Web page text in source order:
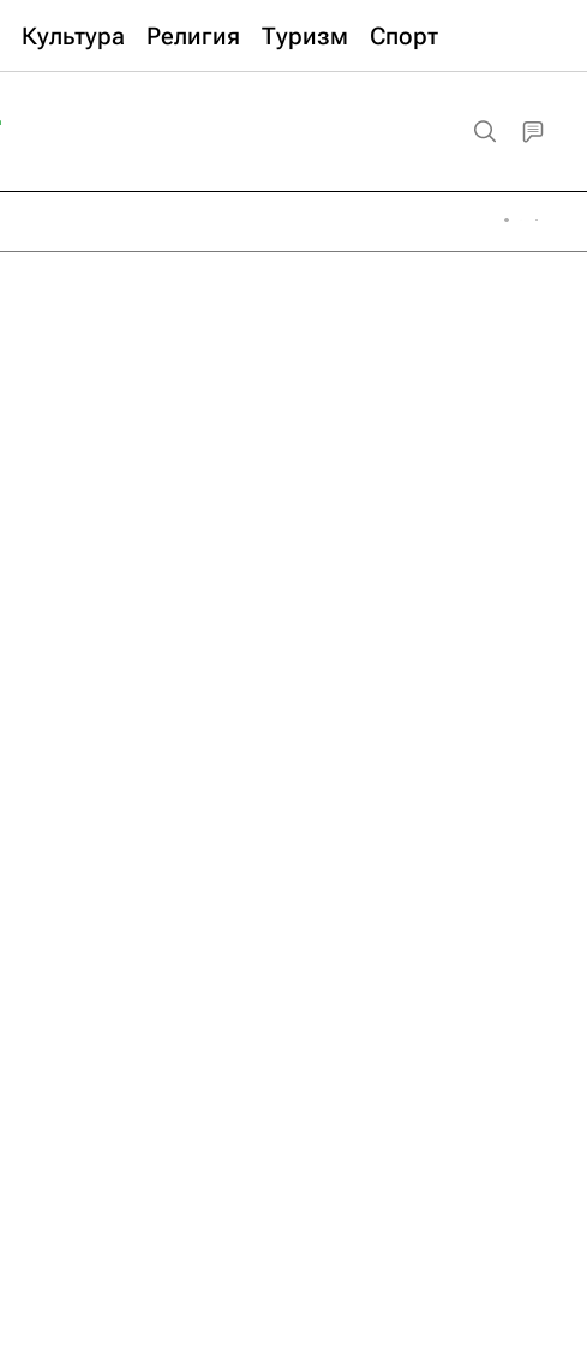
Культура Религия Туризм Спорт